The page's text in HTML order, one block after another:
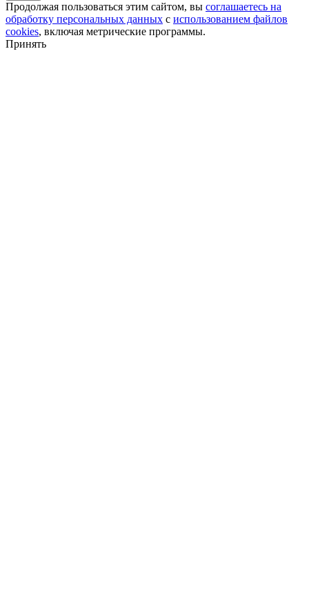
Продолжая пользоваться этим сайтом, вы соглашаетесь на
обработку персональных данных с использованием файлов
cookies, включая метрические программы.
Принять